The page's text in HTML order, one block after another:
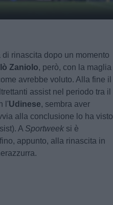
rinascita dopo un momento
Zaniolo, però, con la maglia
avrebbe voluto. Alla fine il
assist nel periodo tra il
l'Udinese, sembra aver
alla conclusione lo ha visto
A Sportweek si è
appunto, alla rinascita in